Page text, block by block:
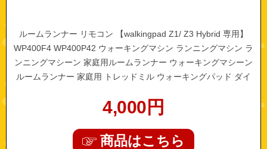
ルームランナー リモコン 【walkingpad Z1/ Z3 Hybrid 専用】
WP400F4 WP400P42 ウォーキングマシン ランニングマシン ラ
ンニングマシーン 家庭用ルームランナー ウォーキングマシーン
ルームランナー 家庭用 トレッドミル ウォーキングパッド ダイ
4,000 円
商品はこちら